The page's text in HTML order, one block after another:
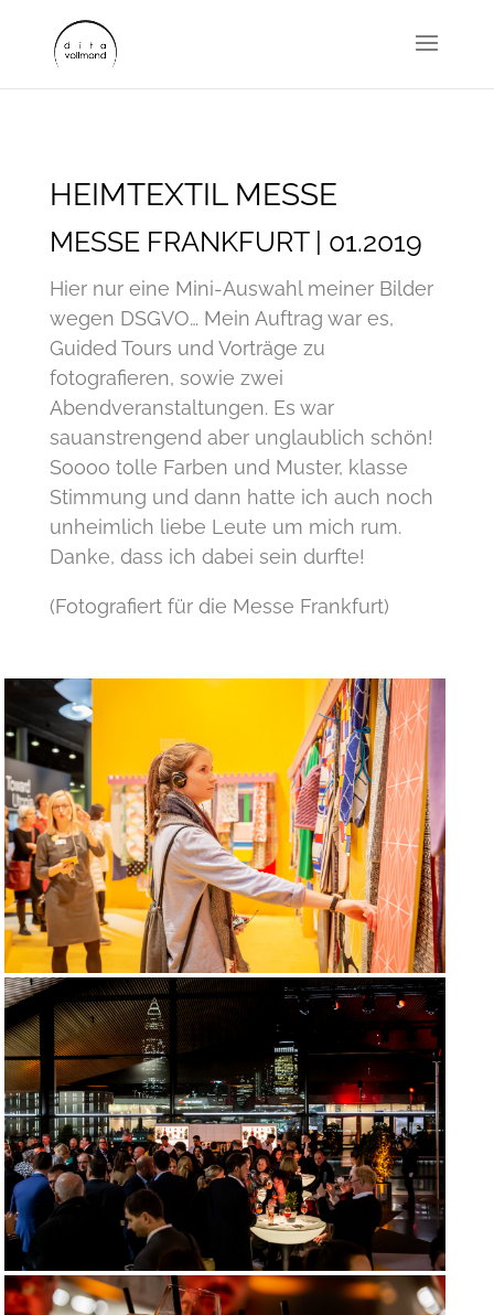
HEIMTEXTIL MESSE
MESSE FRANKFURT | 01.2019
Hier nur eine Mini-Auswahl meiner Bilder
wegen DSGVO… Mein Auftrag war es,
Guided Tours und Vorträge zu
fotografieren, sowie zwei
Abendveranstaltungen. Es war
sauanstrengend aber unglaublich schön!
Soooo tolle Farben und Muster, klasse
Stimmung und dann hatte ich auch noch
unheimlich liebe Leute um mich rum.
Danke, dass ich dabei sein durfte!
(Fotografiert für die Messe Frankfurt)